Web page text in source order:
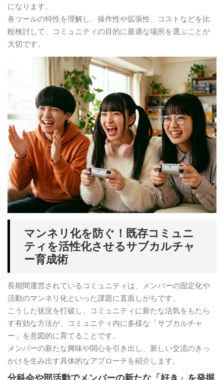
になります。
各ツールの特性を理解し、操作性や拡張性、コストなどを比
較検討して、コミュニティの目的に最適な場所を選ぶことが
大切です。
マンネリ化を防ぐ！既存コミュニ
ティを活性化させるサブカルチャ
ー育成術
長期間運営されているコミュニティは、メンバーの固定化や
活動のマンネリ化といった課題に直面しがちです。
こうした状況を打破し、コミュニティに新たな活気をもたら
す有効な方法が、コミュニティ内に多様な「サブカルチャ
ー」を意図的に育てることです。
メンバーの新たな興味や関心を引き出し、新しい交流のきっ
かけを生み出す具体的なアプローチを紹介します。